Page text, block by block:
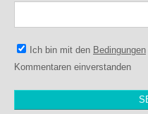
Ich bin mit den Bedingungen
Kommentaren einverstanden